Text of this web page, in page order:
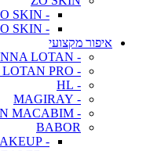
- ZO SKIN מארזים
- ZO SKIN מוצרים
איפור מקצועי
- ANNA LOTAN
- ANNA LOTAN PRO
- HL
- MAGIRAY
- ON MACABIM
BABOR
- MAKEUP